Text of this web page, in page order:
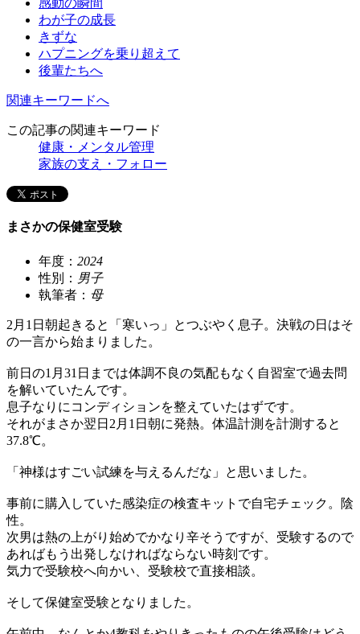
感動の瞬間
わが子の成長
きずな
ハプニングを乗り超えて
後輩たちへ
関連キーワードへ
この記事の関連キーワード
健康・メンタル管理
家族の支え・フォロー
まさかの保健室受験
年度： 2024
性別： 男子
執筆者： 母
2月1日朝起きると「寒いっ」とつぶやく息子。決戦の日はそ
の一言から始まりました。
前日の1月31日までは体調不良の気配もなく自習室で過去問
を解いていたんです。
息子なりにコンディションを整えていたはずです。
それがまさか翌日2月1日朝に発熱。体温計測を計測すると
37.8℃。
「神様はすごい試練を与えるんだな」と思いました。
事前に購入していた感染症の検査キットで自宅チェック。陰
性。
次男は熱の上がり始めでかなり辛そうですが、受験するので
あればもう出発しなければならない時刻です。
気力で受験校へ向かい、受験校で直接相談。
そして保健室受験となりました。